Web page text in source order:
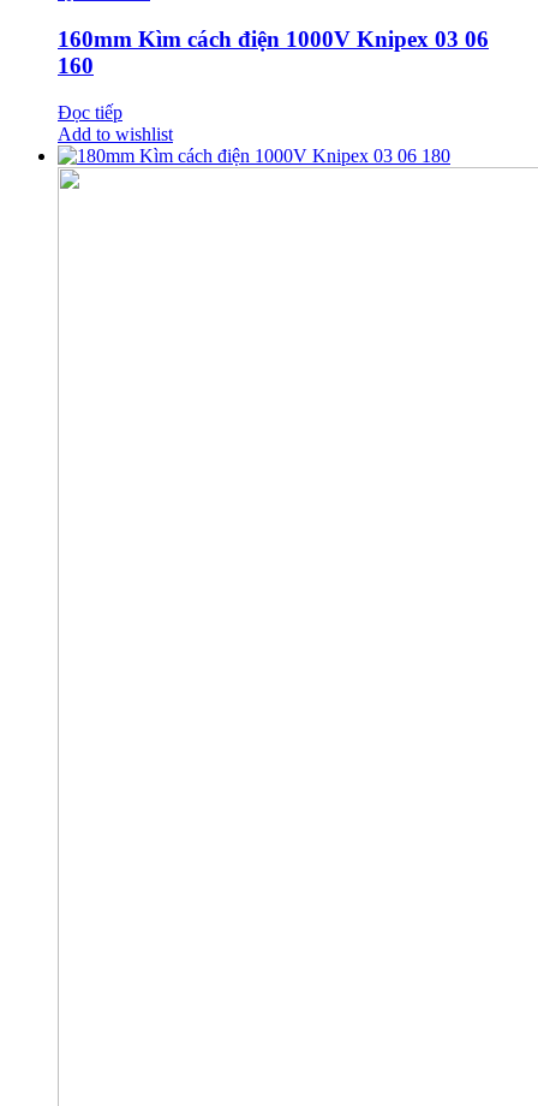
160mm Kìm cách điện 1000V Knipex 03 06
160
Đọc tiếp
Add to wishlist